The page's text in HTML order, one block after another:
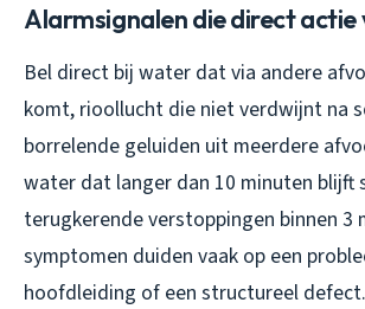
Alarmsignalen die direct actie
Bel direct bij water dat via andere
komt, rioollucht die niet verdwijnt na
borrelende geluiden uit meerdere
water dat langer dan 10 minuten blijft
terugkerende verstoppingen binnen 3
symptomen duiden vaak op een
hoofdleiding of een structureel defect.